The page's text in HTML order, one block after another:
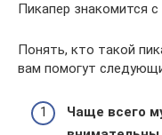
Пикапер знакомится
Понять, кто такой
вам помогут
Чаще всего